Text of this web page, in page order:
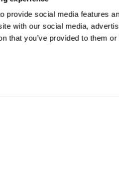
provide social media features
with our social media,
that you’ve provided to them or